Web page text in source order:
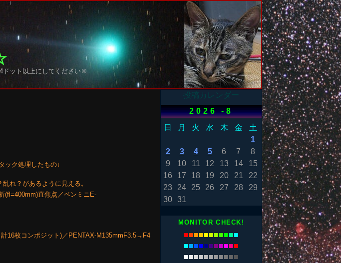
ドット以上にしてください※
ック処理したもの↓
れ？があるように見える。
(fl=400mm)直焦点／ペンミニE-
16枚コンポジット)／PENTAX-M135mmF3.5→F4
投稿カレンダー
2026 -8
日
月 火 水 木 金
土
1
2
3 4 5 6 7
8
9
10 11 12 13 14
15
16
17 18 19 20 21
22
23
24 25 26 27 28
29
30 31
MONITOR CHECK!
■■■■■■■■■■■
■■■■■■■■■■■
■■■■■■■■■■■